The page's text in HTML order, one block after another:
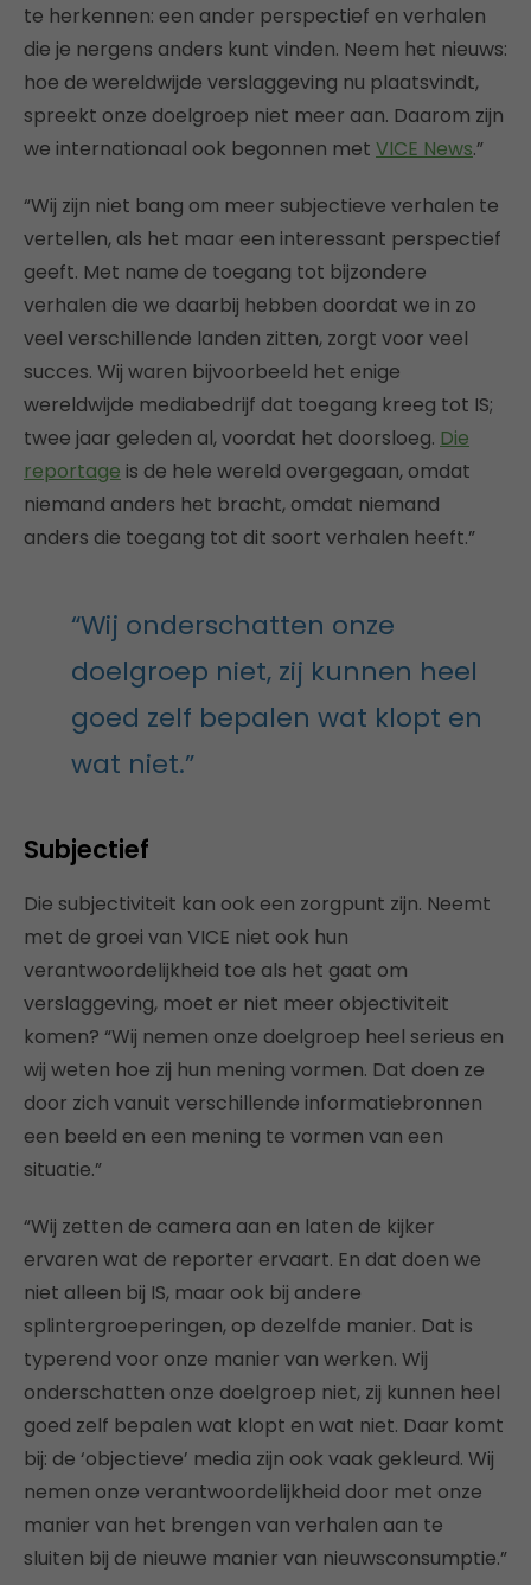
te herkennen: een ander perspectief en verhalen
die je nergens anders kunt vinden. Neem het nieuws:
hoe de wereldwijde verslaggeving nu plaatsvindt,
spreekt onze doelgroep niet meer aan. Daarom zijn
we internationaal ook begonnen met VICE News.”
“Wij zijn niet bang om meer subjectieve verhalen te
vertellen, als het maar een interessant perspectief
geeft. Met name de toegang tot bijzondere
verhalen die we daarbij hebben doordat we in zo
veel verschillende landen zitten, zorgt voor veel
succes. Wij waren bijvoorbeeld het enige
wereldwijde mediabedrijf dat toegang kreeg tot IS;
twee jaar geleden al, voordat het doorsloeg. Die
reportage is de hele wereld overgegaan, omdat
niemand anders het bracht, omdat niemand
anders die toegang tot dit soort verhalen heeft.”
“Wij onderschatten onze
doelgroep niet, zij kunnen heel
goed zelf bepalen wat klopt en
wat niet.”
Subjectief
Die subjectiviteit kan ook een zorgpunt zijn. Neemt
met de groei van VICE niet ook hun
verantwoordelijkheid toe als het gaat om
verslaggeving, moet er niet meer objectiviteit
komen? “Wij nemen onze doelgroep heel serieus en
wij weten hoe zij hun mening vormen. Dat doen ze
door zich vanuit verschillende informatiebronnen
een beeld en een mening te vormen van een
situatie.”
“Wij zetten de camera aan en laten de kijker
ervaren wat de reporter ervaart. En dat doen we
niet alleen bij IS, maar ook bij andere
splintergroeperingen, op dezelfde manier. Dat is
typerend voor onze manier van werken. Wij
onderschatten onze doelgroep niet, zij kunnen heel
goed zelf bepalen wat klopt en wat niet. Daar komt
bij: de ‘objectieve’ media zijn ook vaak gekleurd. Wij
nemen onze verantwoordelijkheid door met onze
manier van het brengen van verhalen aan te
sluiten bij de nieuwe manier van nieuwsconsumptie.”